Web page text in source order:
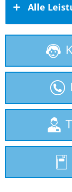
Alle
gebrauchte
Homelift
Plattformlift
Rollstuhllift
Seniorenlift